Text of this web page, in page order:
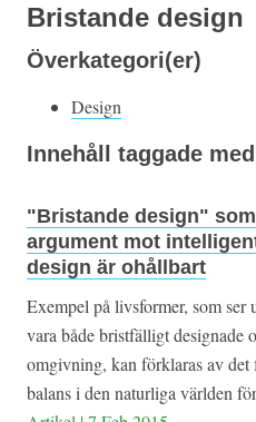
Bristande design
Överkategori(er)
Design
Innehåll taggade med
"Bristande design" som
argument mot
design är ohållbart
Exempel på livsformer, som ser
vara både bristfälligt designade
omgivning, kan förklaras av det
balans i den naturliga världen